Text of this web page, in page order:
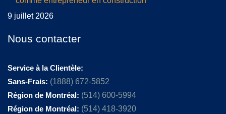
9 juillet 2026
Nous contacter
Service à la Clientèle:
Sans-Frais: (1888) 672-5852
Région de Montréal: (514) 600-5994
Région de Montréal: (514) 418-3920